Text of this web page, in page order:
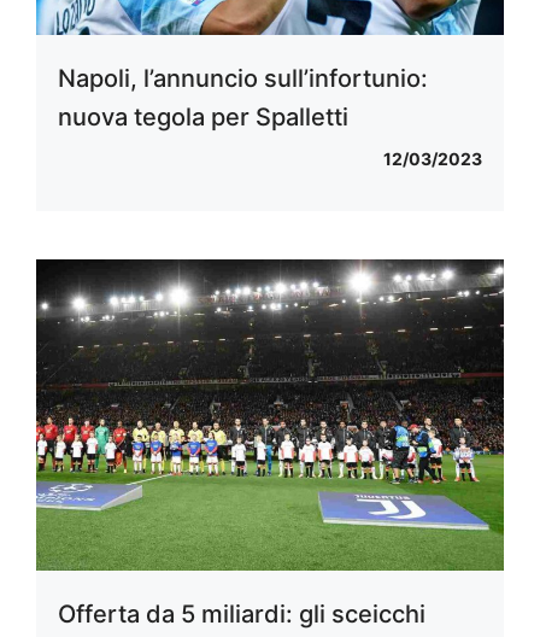
Napoli, l’annuncio sull’infortunio:
nuova tegola per Spalletti
12/03/2023
Offerta da 5 miliardi: gli sceicchi